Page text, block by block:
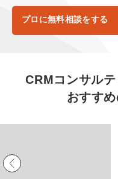
認定パートナー
正社員
プロに無料相談をする
CRMコンサル
おすす